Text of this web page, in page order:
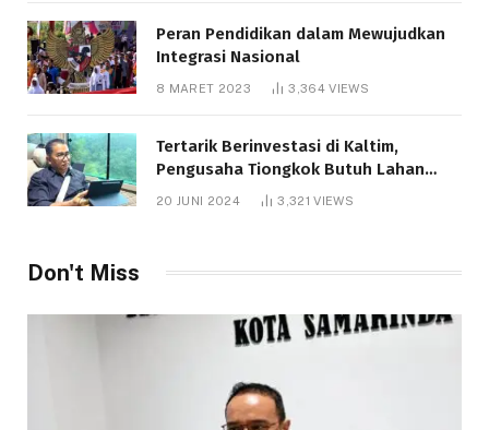
Peran Pendidikan dalam Mewujudkan
Integrasi Nasional
8 MARET 2023 3,364VIEWS
Tertarik Berinvestasi di Kaltim,
Pengusaha Tiongkok Butuh Lahan
1.000 Hektare
20 JUNI 2024 3,321VIEWS
Don't Miss